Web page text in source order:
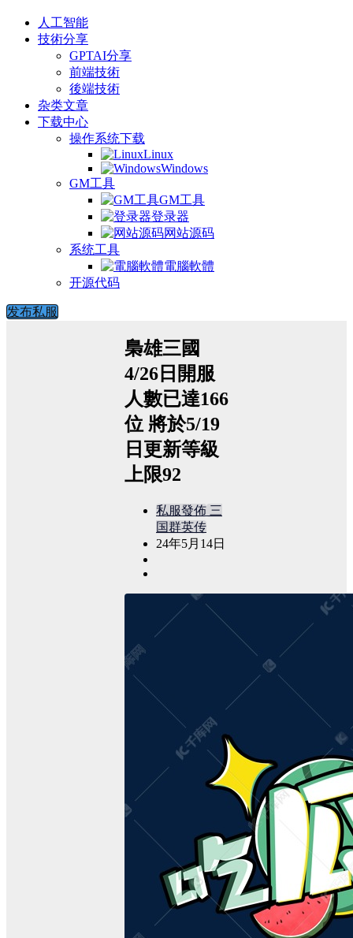
人工智能
技術分享
GPTAI分享
前端技術
後端技術
杂类文章
下载中心
操作系统下载
Linux
Windows
GM工具
GM工具
登录器
网站源码
系统工具
電腦軟體
开源代码
发布私服
梟雄三國
4/26日開服
人數已達166
位 將於5/19
日更新等級
上限92
私服發佈 三
国群英传
24年5月14日